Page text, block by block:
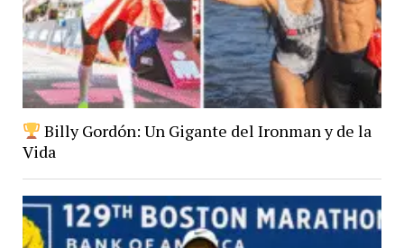
Billy Gordón: Un Gigante del Ironman y de la
Vida